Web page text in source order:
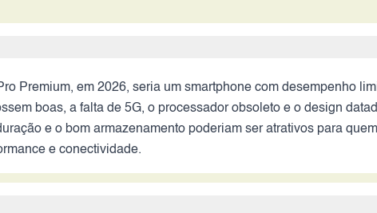
Premium, em 2026, seria um smartphone com desempenho
boas, a falta de 5G, o processador obsoleto e o design
e o bom armazenamento poderiam ser atrativos para
e conectividade.